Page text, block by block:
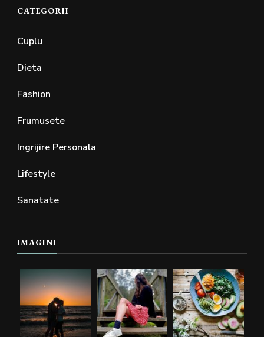
CATEGORII
Cuplu
Dieta
Fashion
Frumusete
Ingrijire Personala
Lifestyle
Sanatate
IMAGINI